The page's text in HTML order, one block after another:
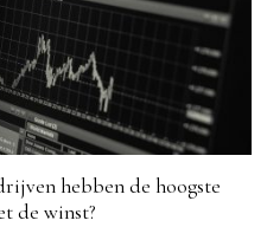
hebben de hoogste
de winst?